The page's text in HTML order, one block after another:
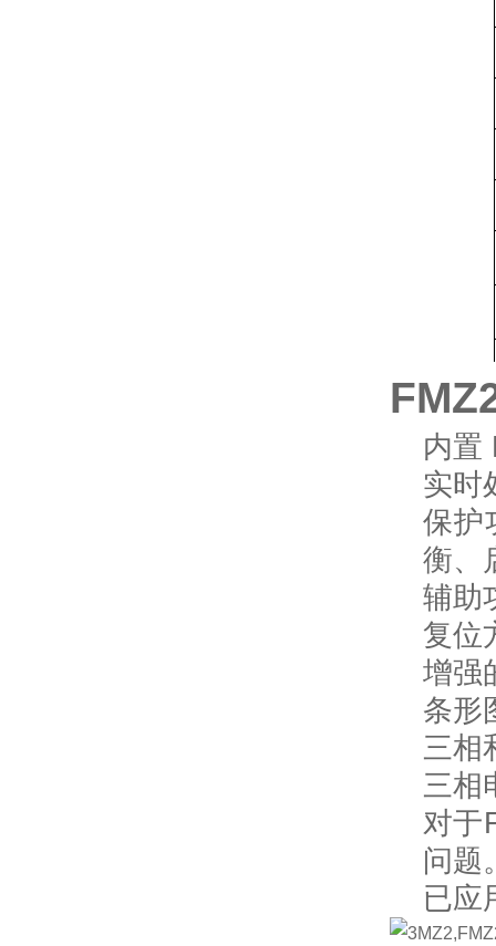
内置
实时
保护
衡、
辅助
复位
增强
条形
三相
三相
对于
问题
已应